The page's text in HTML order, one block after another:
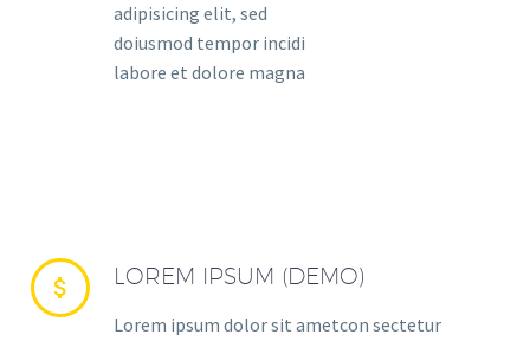
adipisicing elit, sed
doiusmod tempor incidi
labore et dolore magna

 LOREM IPSUM (DEMO)
Lorem ipsum dolor sit ametcon sectetur